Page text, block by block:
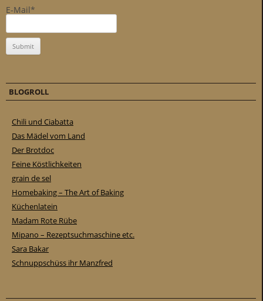
E-Mail*
BLOGROLL
Chili und Ciabatta
Das Mädel vom Land
Der Brotdoc
Feine Köstlichkeiten
grain de sel
Homebaking – The Art of Baking
Küchenlatein
Madam Rote Rübe
Mipano – Rezeptsuchmaschine etc.
Sara Bakar
Schnuppschüss ihr Manzfred